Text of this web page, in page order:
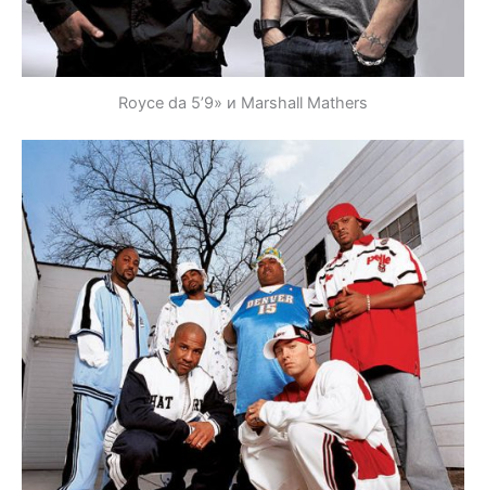
Royce da 5’9» и Marshall Mathers